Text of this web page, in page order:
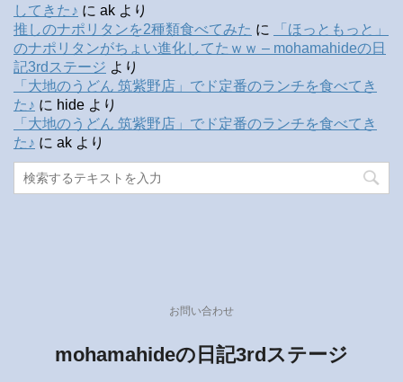
してきた♪ に ak より
推しのナポリタンを2種類食べてみた に
「ほっともっと」
のナポリタンがちょい進化してたｗｗ – mohamahideの日
記3rdステージ より
「大地のうどん 筑紫野店」でド定番のランチを食べてき
た♪ に hide より
「大地のうどん 筑紫野店」でド定番のランチを食べてき
た♪ に ak より
お問い合わせ
mohamahideの日記3rdステージ